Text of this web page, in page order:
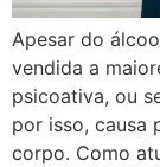
Apesar do
vendida a
psicoativa, ou
por isso, causa
corpo. Como